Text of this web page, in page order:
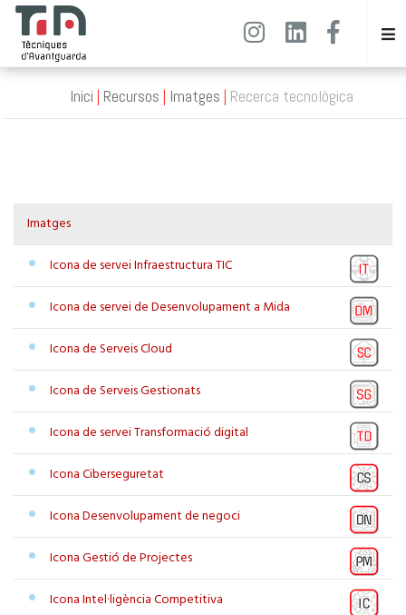
Inici Recursos Imatges Recerca tecnològica
Imatges
Icona de servei Infraestructura TIC
Icona de servei de Desenvolupament a Mida
Icona de Serveis Cloud
Icona de Serveis Gestionats
Icona de servei Transformació digital
Icona Ciberseguretat
Icona Desenvolupament de negoci
Icona Gestió de Projectes
Icona Intel·ligència Competitiva